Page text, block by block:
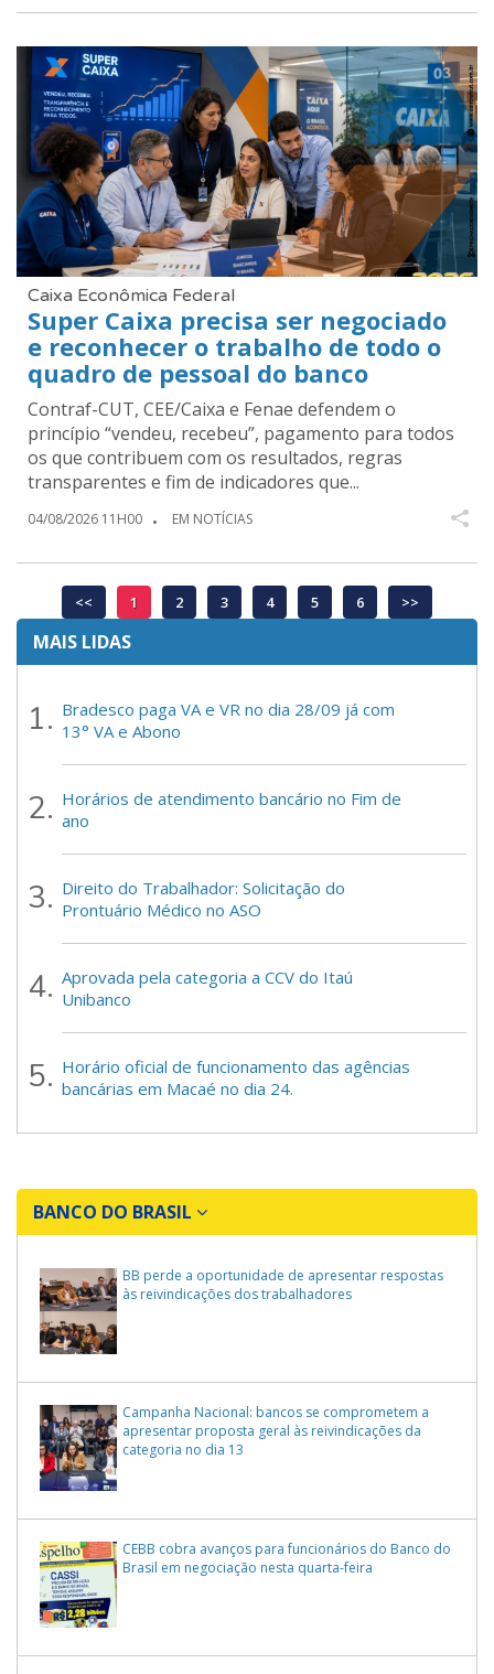
Caixa Econômica Federal
Super Caixa precisa ser negociado
e reconhecer o trabalho de todo o
quadro de pessoal do banco
Contraf-CUT, CEE/Caixa e Fenae defendem o
princípio “vendeu, recebeu”, pagamento para todos
os que contribuem com os resultados, regras
transparentes e fim de indicadores que...
04/08/2026 11H00 EM NOTÍCIAS
<< 1 2 3 4 5 6 >>
MAIS LIDAS
Bradesco paga VA e VR no dia 28/09 já com
13° VA e Abono
Horários de atendimento bancário no Fim de
ano
Direito do Trabalhador: Solicitação do
Prontuário Médico no ASO
Aprovada pela categoria a CCV do Itaú
Unibanco
Horário oficial de funcionamento das agências
bancárias em Macaé no dia 24.
BANCO DO BRASIL
BB perde a oportunidade de apresentar respostas
às reivindicações dos trabalhadores
Campanha Nacional: bancos se comprometem a
apresentar proposta geral às reivindicações da
categoria no dia 13
CEBB cobra avanços para funcionários do Banco do
Brasil em negociação nesta quarta-feira